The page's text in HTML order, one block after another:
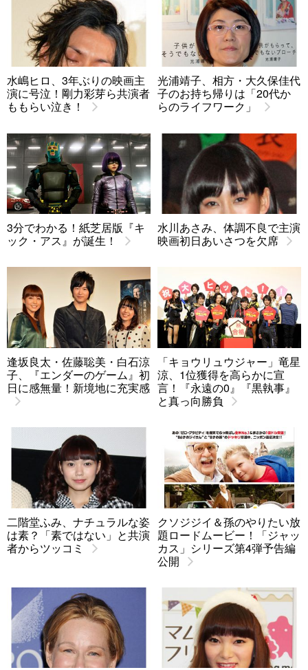
水嶋ヒロ、3年ぶりの映画主
演に号泣！剛力彩芽ら共演者
ももらい泣き！
光浦靖子、相方・大久保佳代
子のお持ち帰りは「20代か
らのライフワーク」
3分でわかる！紙芝居版『キ
ック・アス』が誕生！
水川あさみ、体調不良で主演
映画初日あいさつを欠席
逢坂良太・佐藤聡美・白石涼
子、『エンダーのゲーム』初
日に感無量！新境地に充実感
「キョウリュウジャー」竜星
涼、1位獲得を高らかに宣
言！『永遠の0』『黒執事』
と真っ向勝負
二階堂ふみ、ナチュラルな姿
は素？「素ではない」と共演
者からツッコミ
クソジジイ＆孫のやりたい放
題ロードムービー！「ジャッ
カス」シリーズ第4弾予告編
公開